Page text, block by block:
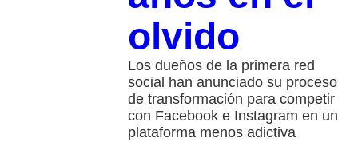
olvido
Los dueños de la primera red
social han anunciado su proceso
de transformación para competir
con Facebook e Instagram en un
plataforma menos adictiva